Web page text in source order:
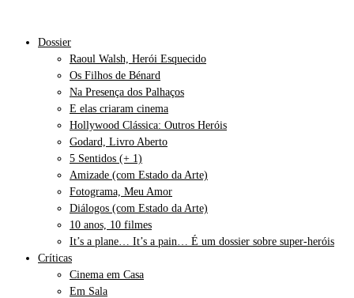
Dossier
Raoul Walsh, Herói Esquecido
Os Filhos de Bénard
Na Presença dos Palhaços
E elas criaram cinema
Hollywood Clássica: Outros Heróis
Godard, Livro Aberto
5 Sentidos (+ 1)
Amizade (com Estado da Arte)
Fotograma, Meu Amor
Diálogos (com Estado da Arte)
10 anos, 10 filmes
It’s a plane… It’s a pain… É um dossier sobre super-heróis
Críticas
Cinema em Casa
Em Sala